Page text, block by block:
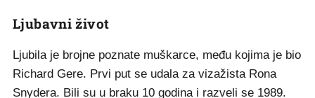
Ljubavni život
Ljubila je brojne poznate muškarce, među kojima je bio
Richard Gere. Prvi put se udala za vizažista Rona
Snydera. Bili su u braku 10 godina i razveli se 1989.